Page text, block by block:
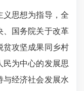
思想为指导，全
、国务院关于改革
贫攻坚成果同乡村
民为中心的发展思
与经济社会发展水